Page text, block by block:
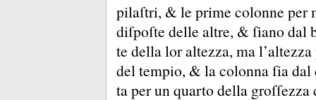
pilaſtri, & le prime colonne per
diſpoſte delle altre, & ſiano dal
te della lor altezza, ma
del tempio, & la colonna ſia dal
ta per un quarto della groſſezza